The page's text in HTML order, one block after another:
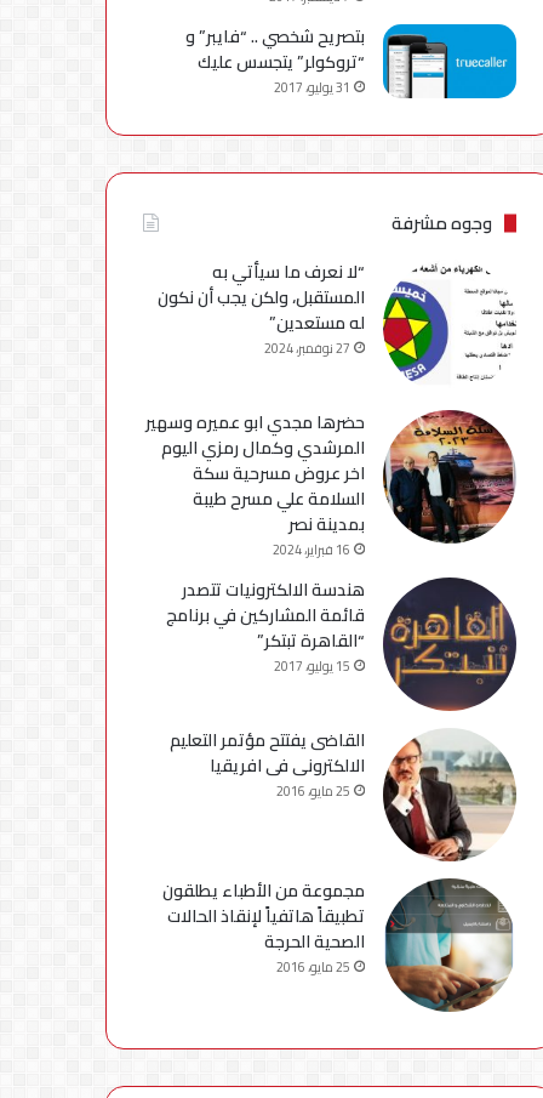
بتصريح شخصي .. “فايبر” و
“تروكولر” يتجسس عليك
31 يوليو، 2017
وجوه مشرفة
“لا نعرف ما سيأتي به
المستقبل، ولكن يجب أن نكون
له مستعدين”
27 نوفمبر، 2024
حضرها مجدي ابو عميره وسهير
المرشدي وكمال رمزي اليوم
اخر عروض مسرحية سكة
السلامة علي مسرح طيبة
بمدينة نصر
16 فبراير، 2024
هندسة الالكترونيات تتصدر
قائمة المشاركين في برنامج
“القاهرة تبتكر”
15 يوليو، 2017
القاضى يفتتح مؤتمر التعليم
الالكترونى فى افريقيا
25 مايو، 2016
مجموعة من الأطباء يطلقون
تطبيقاً هاتفياً لإنقاذ الحالات
الصحية الحرجة
25 مايو، 2016